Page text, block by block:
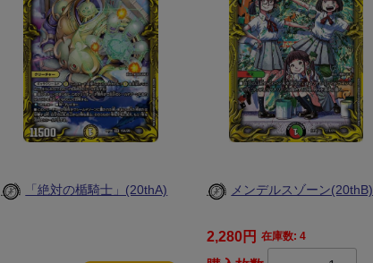
「絶対の楯騎士」(20thA) メンデルスゾーン(20thB)
2,280円 在庫数: 4